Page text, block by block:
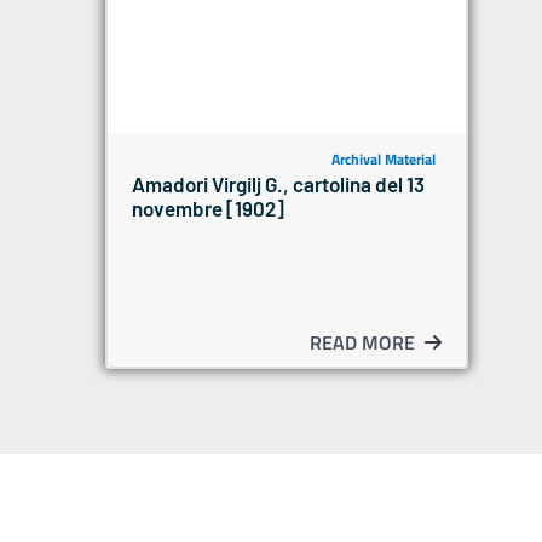
Archival Material
Amadori Virgilj G., cartolina del 13
novembre [1902]
READ MORE